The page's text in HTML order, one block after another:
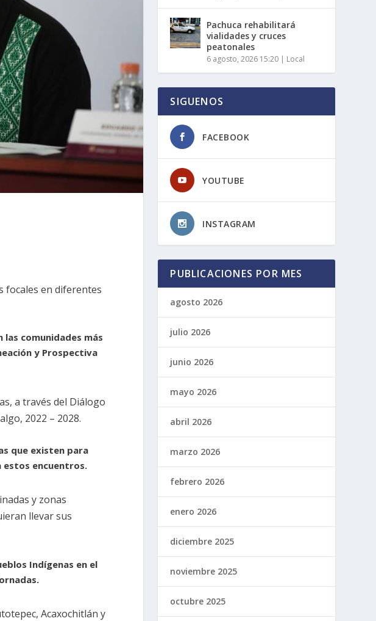
focales en diferentes
comunidades más
y Prospectiva
a través del Diálogo
2022 – 2028.
que existen para
estos encuentros.
y zonas
llevar sus
Indígenas en el
Acaxochitlán y
Pachuca rehabilitará
vialidades y cruces
peatonales
6 agosto, 2026 15:20 | Local
SIGUENOS
FACEBOOK
YOUTUBE
INSTAGRAM
PUBLICACIONES POR MES
agosto 2026
julio 2026
junio 2026
mayo 2026
abril 2026
marzo 2026
febrero 2026
enero 2026
diciembre 2025
noviembre 2025
octubre 2025